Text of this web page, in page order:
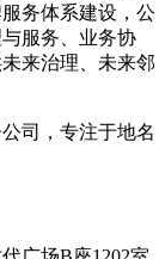
务体系建设，公
服务、业务协
来治理、未来邻
司，专注于地名